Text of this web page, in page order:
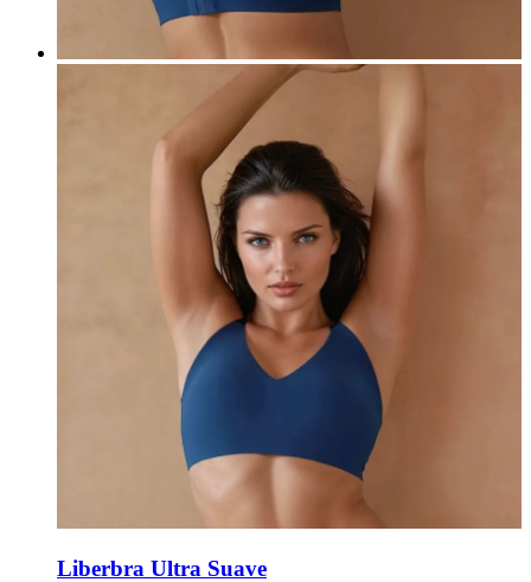
Liberbra Ultra Suave